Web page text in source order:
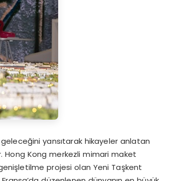
yansıtarak hikayeler anlatan
Hong Kong merkezli mimari maket
genişletilme projesi olan Yeni Taşkent